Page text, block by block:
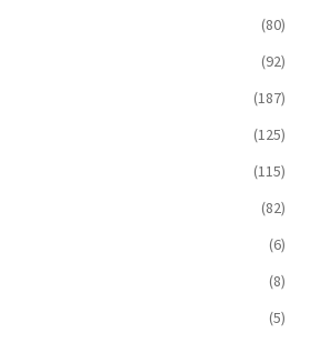
(80)
(92)
(187)
(125)
(115)
(82)
(6)
(8)
(5)